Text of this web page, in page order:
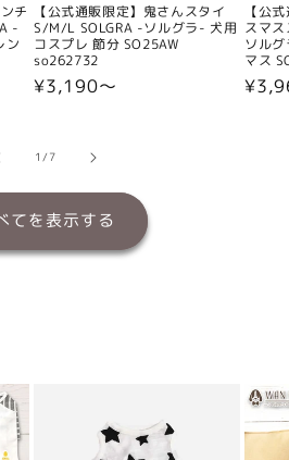
チ
-
ン
【公式通販限定】鬼さんスタイ
S/M/L SOLGRA -ソルグラ- 犬用
コスプレ 節分 SO25AW
so262732
通
格
¥3,190〜
【公
スマ
ソル
マス
通
1/の
7
てを表示する